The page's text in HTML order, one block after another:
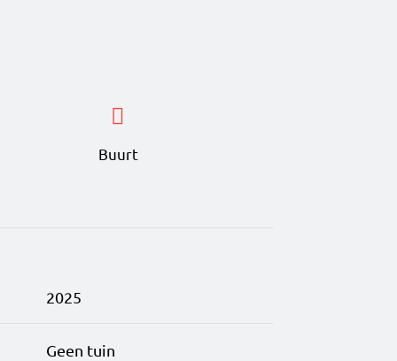
architectuur en
Buurt
2025
Geen tuin